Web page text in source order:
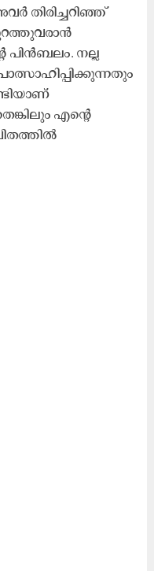
തിരിച്ചറിഞ്ഞ്
നല്ല
എന്റെ